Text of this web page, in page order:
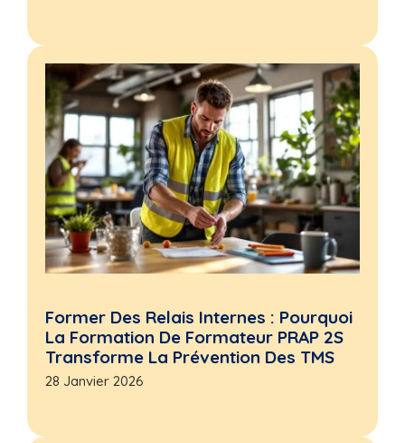
Former Des Relais Internes : Pourquoi
La Formation De Formateur PRAP 2S
Transforme La Prévention Des TMS
28 Janvier 2026